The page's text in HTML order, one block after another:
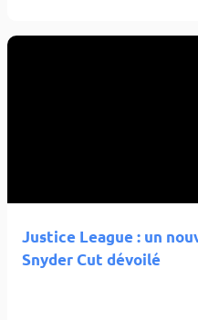
Justice League : un
Snyder Cut dévoilé